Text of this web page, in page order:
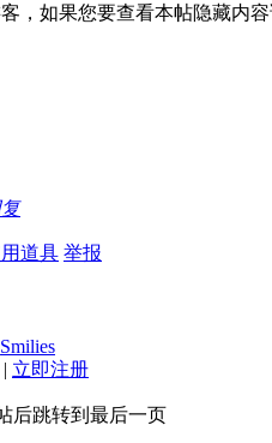
，如果您要查看本帖隐藏内
道具 举报
Smilies
| 立即注册
后跳转到最后一页